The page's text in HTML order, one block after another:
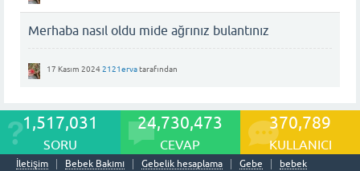
Merhaba nasıl oldu mide ağrınız bulantınız
17 Kasım 20242121ervatarafından
1,517,031
SORU
24,730,473
CEVAP
370,789
KULLANICI
İletişim Bebek Bakımı Gebelik hesaplama Gebe bebek